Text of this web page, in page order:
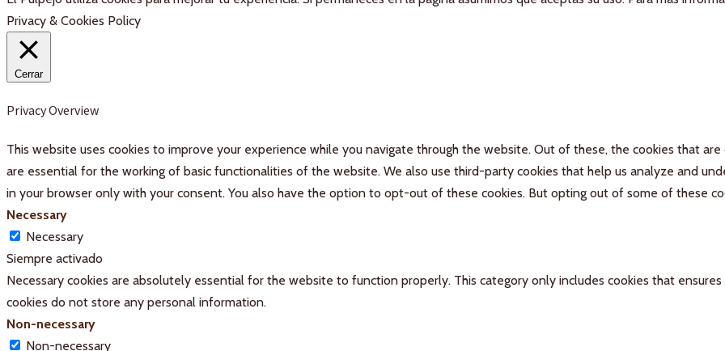
Privacy & Cookies Policy
Cerrar
Privacy Overview
This website uses cookies to improve your experience while you navigate through the website. Out of these, the cookies that
are essential for the working of basic functionalities of the website. We also use third-party cookies that help us analyze and
in your browser only with your consent. You also have the option to opt-out of these cookies. But opting out of some of these
Necessary
Necessary
Siempre activado
Necessary cookies are absolutely essential for the website to function properly. This category only includes cookies that
cookies do not store any personal information.
Non-necessary
Non-necessary